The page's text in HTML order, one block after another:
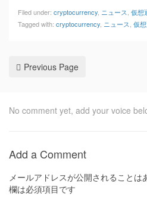
Filed under: cryptocurrency ニュース 仮想
Tagged with: cryptocurrency ニュース 仮
Previous Page
No comment yet, add your voice
Add a Comment
メールアドレスが公開されることは
欄は必須項目です